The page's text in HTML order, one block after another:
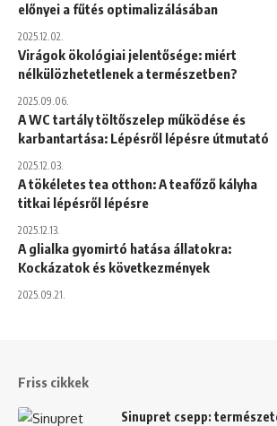
előnyei a fűtés optimalizálásában
2025.12.02.
Virágok ökológiai jelentősége: miért
nélkülözhetetlenek a természetben?
2025.09.06.
A WC tartály töltőszelep működése és
karbantartása: Lépésről lépésre útmutató
2025.12.03.
A tökéletes tea otthon: A teafőző kályha
titkai lépésről lépésre
2025.12.13.
A glialka gyomirtó hatása állatokra:
Kockázatok és következmények
2025.09.21.
Friss cikkek
Sinupret csepp: